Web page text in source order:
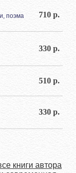
поэма
710 р.
330 р.
510 р.
330 р.
книги автора